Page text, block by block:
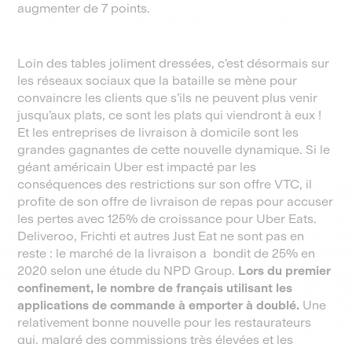
augmenter de 7 points.
Loin des tables joliment dressées, c’est désormais sur
les réseaux sociaux que la bataille se mène pour
convaincre les clients que s’ils ne peuvent plus venir
jusqu’aux plats, ce sont les plats qui viendront à eux !
Et les entreprises de livraison à domicile sont les
grandes gagnantes de cette nouvelle dynamique. Si le
géant américain Uber est impacté par les
conséquences des restrictions sur son offre VTC, il
profite de son offre de livraison de repas pour accuser
les pertes avec 125% de croissance pour Uber Eats.
Deliveroo, Frichti et autres Just Eat ne sont pas en
reste : le marché de la livraison a bondit de 25% en
2020 selon une étude du NPD Group. Lors du premier
confinement, le nombre de français utilisant les
applications de commande à emporter à doublé. Une
relativement bonne nouvelle pour les restaurateurs
qui, malgré des commissions très élevées et les